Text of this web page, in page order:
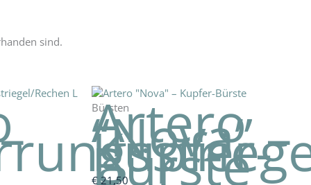
sind.
Bürsten
Artero
“Nova” –
Kupfer-
Bürste
€ 21,50